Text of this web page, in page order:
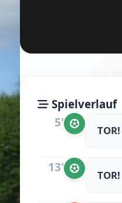
Spielverlauf
5'
TOR!
13'
TOR!